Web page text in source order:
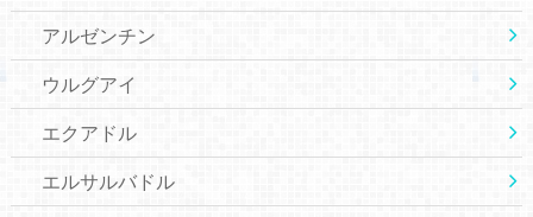
アルゼンチン
ウルグアイ
エクアドル
エルサルバドル